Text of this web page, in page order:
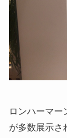
ロンハーマー
が多数展示さ